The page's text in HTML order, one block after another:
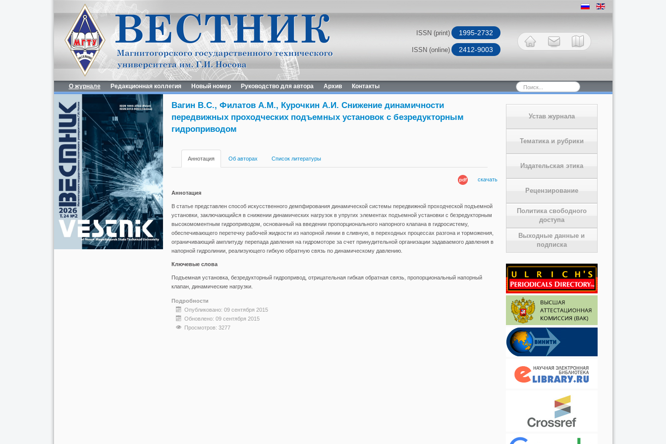
ISSN (print) 1995-2732
ISSN (online) 2412-9003
О журнале Редакционная коллегия Новый номер Руководство для автора Архив Контакты Искать...
Устав журнала
Тематика и рубрики
Издательская этика
Рецензирование
Политика свободного
доступа
Выходные данные и
подписка
Вагин В.С., Филатов А.М., Курочкин А.И. Снижение динамичности
передвижных проходческих подъемных установок с безредукторным
гидроприводом
Аннотация Об авторах Список литературы
скачать
Аннотация
В статье представлен способ искусственного демпфирования динамической системы передвижной проходческой подъемной
установки, заключающийся в снижении динамических нагрузок в упругих элементах подъемной установки с безредукторным
высокомоментным гидроприводом, основанный на введении пропорционального напорного клапана в гидросистему,
обеспечивающего перетечку рабочей жидкости из напорной линии в сливную, в переходных процессах разгона и торможения,
ограничивающий амплитуду перепада давления на гидромоторе за счет принудительной организации задаваемого давления в
напорной гидролинии, реализующего гибкую обратную связь по динамическому давлению.
Ключевые слова
Подъемная установка, безредукторный гидропривод, отрицательная гибкая обратная связь, пропорциональный напорный
клапан, динамические нагрузки.
Подробности
Опубликовано: 09 сентября 2015
Обновлено: 09 сентября 2015
Просмотров: 3277